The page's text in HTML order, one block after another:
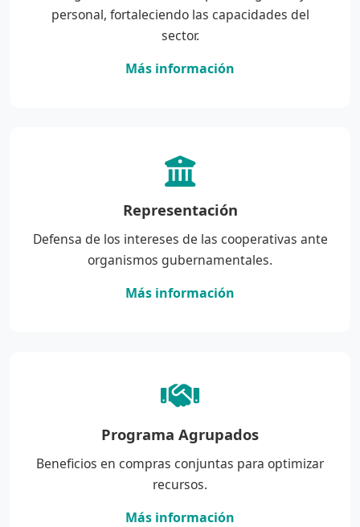
personal, fortaleciendo las capacidades del
sector.
Más información
Representación
Defensa de los intereses de las cooperativas ante
organismos gubernamentales.
Más información
Programa Agrupados
Beneficios en compras conjuntas para optimizar
recursos.
Más información